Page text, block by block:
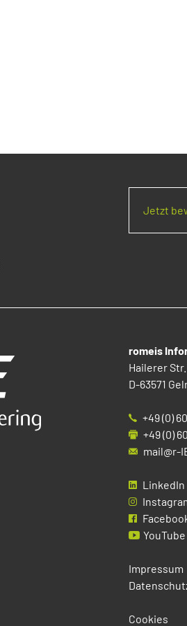
Jetzt
romeis
Hailerer Str.
D-63571
+49 (0)
+49 (0)
mail@r-
LinkedIn
YouTube
Impressum
Cookies